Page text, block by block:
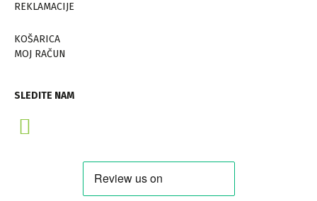
REKLAMACIJE
KOŠARICA
MOJ RAČUN
SLEDITE NAM